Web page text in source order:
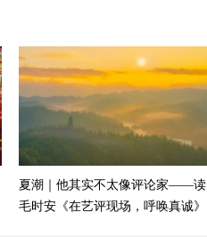
夏潮｜他其实不太像评论家——读
毛时安《在艺评现场，呼唤真诚》